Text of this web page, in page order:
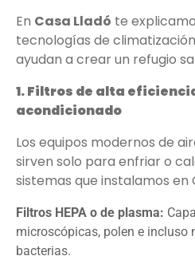
En Casa Lladó te
tecnologías de
ayudan a crear un refugio
1. Filtros de alta
acondicionado
Los equipos modernos de
sirven solo para enfriar o
sistemas que instalamos en
Filtros HEPA o de plasma:
microscópicas, polen e incluso
bacterias.